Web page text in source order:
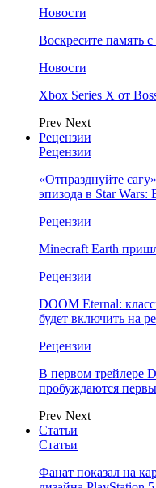
Новости
Воскресите память
Новости
Xbox Series X от
Prev Next
Рецензии
Рецензии
«Отпразднуйте
эпизода в Star Wars:
Рецензии
Minecraft Earth
Рецензии
DOOM Eternal:
будет включить на
Рецензии
В первом трейлере
пробуждаются
Prev Next
Статьи
Статьи
Фанат показал на